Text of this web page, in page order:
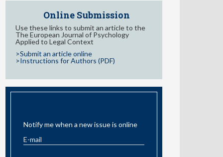
Online Submission
Use these links to submit an article to the
The European Journal of Psychology
>Instructions for Authors (PDF)